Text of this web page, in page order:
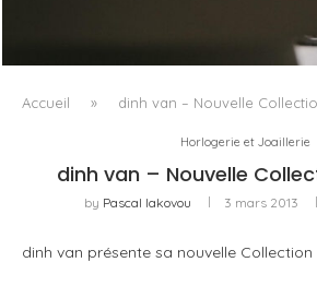
QUAND LE TEXTILE
Accueil » dinh van – Nouvelle
Horlogerie et Joaillerie
dinh van – Nouvelle
by Pascal Iakovou 3 mars 2013
dinh van présente sa nouvelle Collection